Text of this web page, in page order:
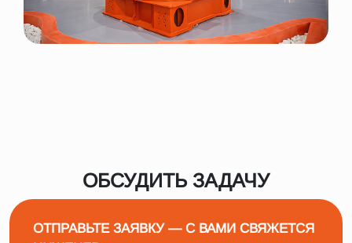
ОБСУДИТЬ ЗАДАЧУ
ОТПРАВЬТЕ ЗАЯВКУ — С ВАМИ СВЯЖЕТСЯ